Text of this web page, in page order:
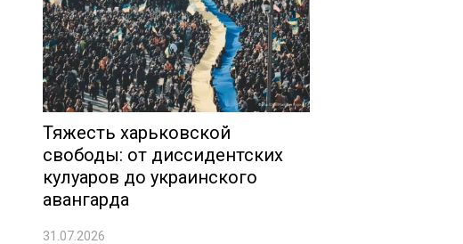
Тяжесть харьковской
свободы: от диссидентских
кулуаров до украинского
авангарда
31.07.2026